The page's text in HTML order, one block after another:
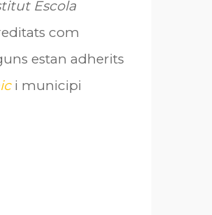
Escola
com
estan adherits
i municipi